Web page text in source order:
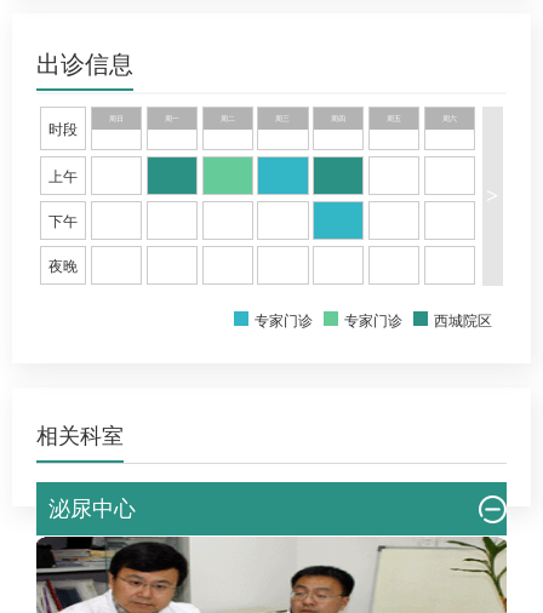
尿外科
学分会年会，中国医师协会
发表文章70余篇，其中在Human mutation, World
Journal of Urology等SCI期刊发表文章22篇，影响因子
超过65分，在中华医学杂志，中华
发表文章50余篇。主持和参与国家级、市局级课题6项。
2015年获北京医学科技奖三等奖;2016年获华夏医学科技
二等奖。2015年入选北京市医院管理局首批青苗人才培
出诊信息
时段
上午
下午
夜晚
周日 周一 周三 周四 周五 周六
>
专家门诊 专家门诊 西城院区
相关科室
泌尿中心